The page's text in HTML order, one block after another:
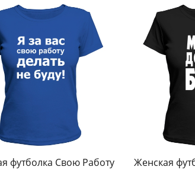
футболка Свою Работу
Женская